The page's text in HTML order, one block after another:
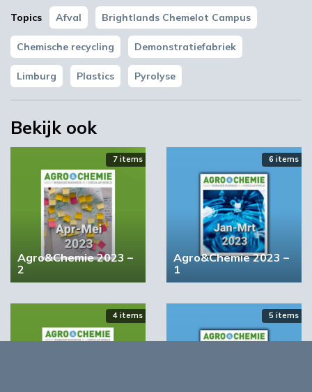
‘Grote groeikansen Europese markt voor biobased
producten’
BIC wil bindende vraagstimulering voor biobased
producten
Topics Afval Brightlands Chemelot Campus
Chemische recycling Demonstratiefabriek
Limburg Plastics Pyrolyse
Bekijk ook
7 items
Agro&Chemie 2023 –
2
6 items
Agro&Chemie 2023 –
1
4 items 5 items